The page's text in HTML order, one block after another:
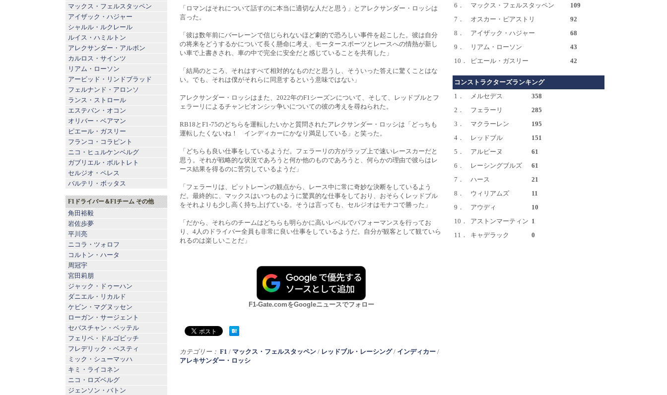
「ロマンはそれについて話すのに本当に適切な人だと思う」とアレクサンダー・ロッシは
言った。
「彼は数年前にバーレーンで信じられないほど劇的で恐ろしい事件を起こした。彼は自分
の将来をどうするかについて長く懸命に考え、モータースポーツとレースへの情熱が新し
い車で上書きされ、車の中で完全に安全だと感じていることを共有した」
「結局のところ、それはすべて相対的なものだと思うし、そういった答えに驚くことはな
い。でも、それは僕がそれらに同意するという意味ではない」
アレクサンダー・ロッシはまた、2022年のF1シーズンについて、そして、レッドブルとフ
ェラーリによるチャンピオンシッ争いについての彼の考えを尋ねられた。
RB18とF1-75のどちらを運転したいかと質問されたアレクサンダー・ロッシは「どっちも
運転したくないね！ インディカーにかなり満足している」と笑った。
「どちらも良い仕事をしているようだ。フェラーリの方がラップ上で速いレースカーだと
思う。それが戦略的な状況であろうと何か他のものであろうと、何らかの理由で彼らはレ
ース結果を得るのに苦労しているようだ」
「フェラーリは、ピットレーンの観点から、レース中に常に奇妙な決断をしているよう
だ。最終的に、マックスはいつものように驚異的な仕事をしており、おそらくレッドブル
をそれよりも少し高く持ち上げている。そうは言っても、セルジオはモナコで勝った」
「だから、それらのチームはどちらも明らかに高いレベルでパフォーマンスを行ってお
り、4人のドライバー全員も非常に良い仕事をしているようだ。自分が観客として観ていら
れるのは楽しいことだ」
F1-Gate.comをGoogleニュースでフォロー
カテゴリー： F1 / マックス・フェルスタッペン / レッドブル・レーシング/ インディカー /
アレキサンダー・ロッシ
マックス・フェルスタッペン
アイザック・ハジャー
シャルル・ルクレール
ルイス・ハミルトン
アレクサンダー・アルボン
カルロス・サインツ
リアム・ローソン
アービッド・リンドブラッド
フェルナンド・アロンソ
ランス・ストロール
エステバン・オコン
オリバー・ベアマン
ピエール・ガスリー
フランコ・コラピント
ニコ・ヒュルケンベルグ
ガブリエル・ボルトレト
セルジオ・ペレス
バルテリ・ボッタス
F1ドライバー＆F1チーム その他
角田裕毅
岩佐歩夢
平川亮
ニコラ・ツォロフ
コルトン・ハータ
周冠宇
宮田莉朋
ジャック・ドゥーハン
ダニエル・リカルド
ケビン・マグヌッセン
ローガン・サージェント
セバスチャン・ベッテル
フェリペ・ドルゴビッチ
フレデリック・ベスティ
ミック・シューマッハ
キミ・ライコネン
ニコ・ロズベルグ
ジェンソン・バトン
6．
マックス・フェルスタッペン
109
7．
オスカー・ピアストリ
92
8．
アイザック・ハジャー
68
9．
リアム・ローソン
43
10．
ピエール・ガスリー 42
コンストラクターズランキング
1．
メルセデス
358
2．
フェラーリ
285
3．
マクラーレン
195
4．
レッドブル
151
5．
アルピーヌ
61
6．
レーシングブルズ
61
7．
ハース
21
8．
ウィリアムズ
11
9．
アウディ
10
10．
アストンマーティン 1
11．
キャデラック 0